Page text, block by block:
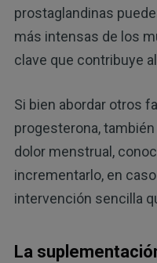
prostaglandinas
más intensas de los
clave que contribuye
Si bien abordar otros
progesterona,
dolor menstrual,
incrementarlo, en
intervención sencilla
La